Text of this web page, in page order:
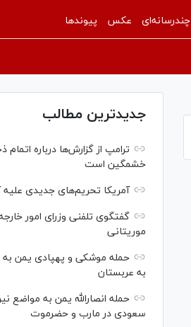
چندرسانه‌ای عکس پیوندها
جدیدترین مطالب
ترامپ از گزارش‌ها درباره اتمام
خشمگین است
آمریکا تحریم‌های جدیدی علیه
گفتگوی تلفنی وزرای امور
موریتانی
حمله موشکی و پهپادی یمن به
به عربستان
حمله انصارالله یمن به مواضع
سعودی در مارب و حضرموت